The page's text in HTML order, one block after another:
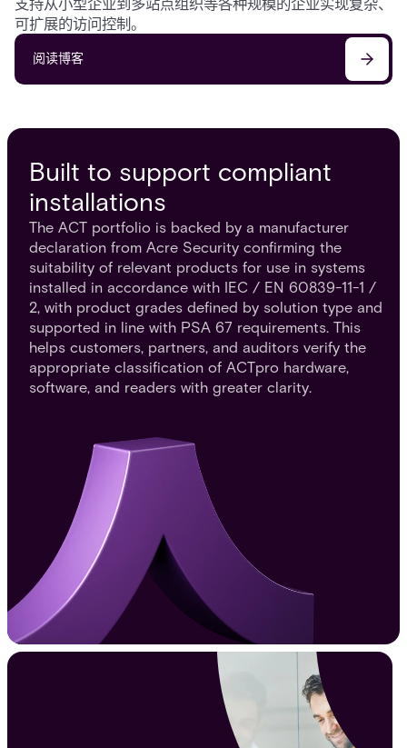
支持从小型企业到多站点组织等各种规模的企业实现复杂、
可扩展的访问控制。
阅读博客
Built to support compliant
installations
The ACT portfolio is backed by a manufacturer
declaration from Acre Security confirming the
suitability of relevant products for use in systems
installed in accordance with IEC / EN 60839-11-1 /
2, with product grades defined by solution type and
supported in line with PSA 67 requirements. This
helps customers, partners, and auditors verify the
appropriate classification of ACTpro hardware,
software, and readers with greater clarity.